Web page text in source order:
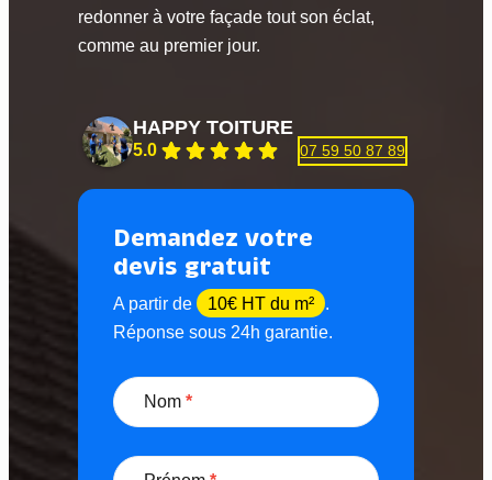
redonner à votre façade tout son éclat,
comme au premier jour.
HAPPY TOITURE
5.0 07 59 50 87 89
Demandez votre
devis gratuit
A partir de 10€ HT du m²
.
Réponse sous 24h garantie.
e
m
Nom*